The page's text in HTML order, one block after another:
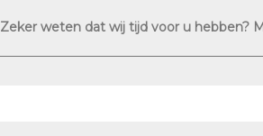
Zeker weten dat wij tijd voor u hebben?